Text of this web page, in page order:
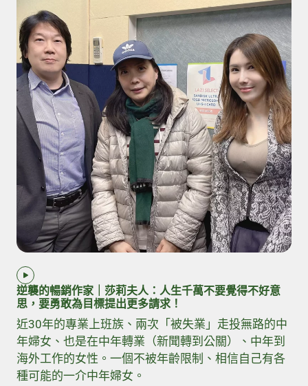
逆襲的暢銷作家｜莎莉夫人：人生千萬不要覺得不好意
思，要勇敢為目標提出更多請求！
近30年的專業上班族、兩次「被失業」走投無路的中
年婦女、也是在中年轉業（新聞轉到公關）、中年到
海外工作的女性。一個不被年齡限制、相信自己有各
種可能的一介中年婦女。